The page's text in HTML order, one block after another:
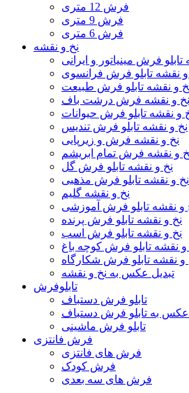
فرش 12 متری
فرش 9 متری
فرش 6 متری
نخ و نقشه
فرش مینیاتور و ایرانی
و نقشه تابلو فرش فرانسوی
و نقشه تابلو فرش طبیعت
نخ و نقشه فرش درشت باف
و نقشه تابلو فرش حیوانات
نخ و نقشه تابلو فرش تندیس
نخ و نقشه فرش و زیرپایی
و نقشه فرش تمام ابریشم
نخ و نقشه تابلو فرش گل
نخ و نقشه تابلو فرش مذهبی
نخ و نقشه گلیم
و نقشه تابلو فرش آموزشی
نخ و نقشه تابلو فرش پرنده
نخ و نقشه تابلو فرش اسب
و نقشه تابلو فرش کوچه باغ
و نقشه تابلو فرش شکارگاه
تبدیل عکس به نخ و نقشه
تابلوفرش
تابلو فرش دستباف
عکس به تابلو فرش دستباف
تابلو فرش ماشینی
فرش فانتزی
فرش های فانتزی
فرش کودک
فرش های سه بعدی